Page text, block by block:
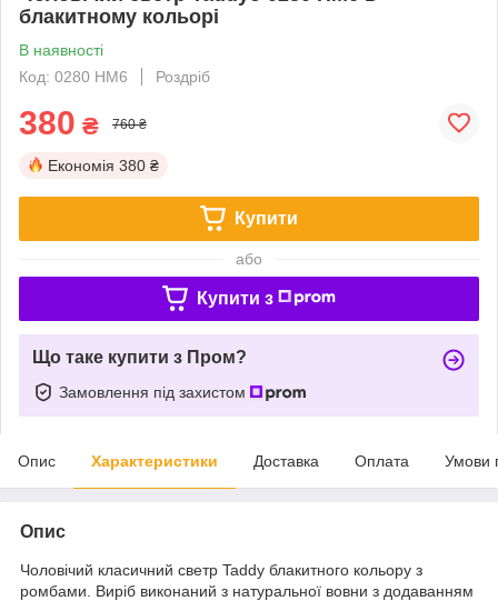
блакитному кольорі
В наявності
Код: 0280 НМ6
Роздріб
380 ₴ 760 ₴
Економія 380 ₴
Купити
або
Купити з
Що таке купити з Пром?
Замовлення під захистом
Опис Характеристики Доставка Оплата Умови
Опис
Чоловічий класичний светр Taddy блакитного кольору з
ромбами. Виріб виконаний з натуральної вовни з додаванням